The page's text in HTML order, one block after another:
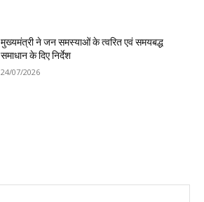
मुख्यमंत्री ने जन समस्याओं के त्वरित एवं समयबद्ध
समाधान के दिए निर्देश
24/07/2026